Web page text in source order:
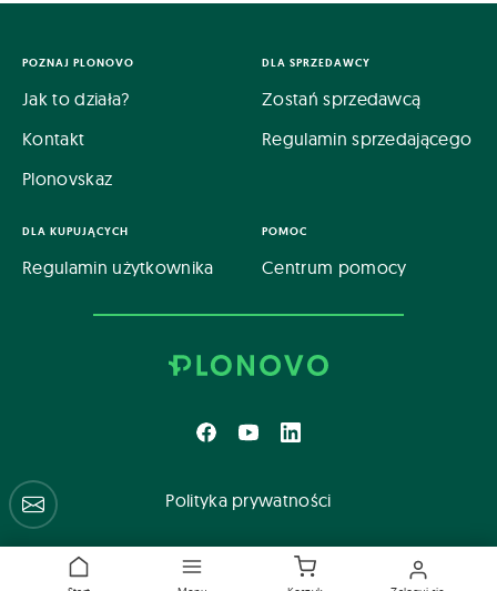
POZNAJ PLONOVO
Jak to działa?
Kontakt
Plonovskaz
DLA SPRZEDAWCY
Zostań sprzedawcą
Regulamin sprzedającego
DLA KUPUJĄCYCH
Regulamin użytkownika
POMOC
Centrum pomocy
Polityka prywatności
Centrum pomocy